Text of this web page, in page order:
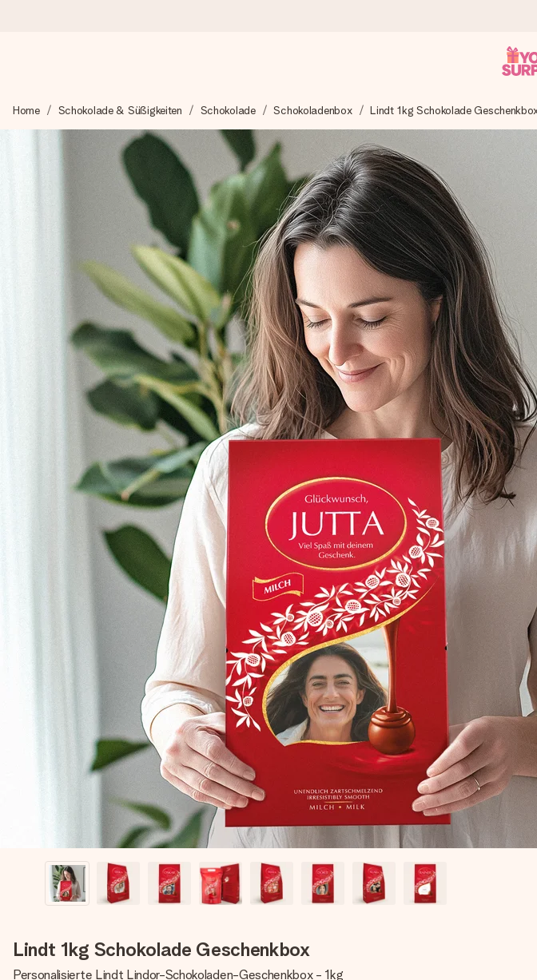
Wir bereiten dein Geschenk sorgfältig vor und schicken es blitzschnell – damit du es genau
zählt.
4,8 (basierend auf +15.000 Bewertungen)
Unsere Geschenke begeistern. Kunden bewerten uns mit 4,8 bei Google Reviews
+49 39292 929695
Montag - Freitag : 8:30 - 17:00 Uhr
Samstag - Sonntag : 8:30 - 13:00 Uhr
Home Schokolade & Süßigkeiten Schokolade Schokoladenbox Lindt 1kg Schokolade
Lindt 1kg Schokolade Geschenkbox
Personalisierte Lindt Lindor-Schokoladen-Geschenkbox - 1kg